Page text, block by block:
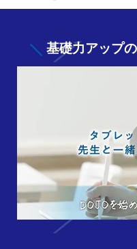
基礎力アップの